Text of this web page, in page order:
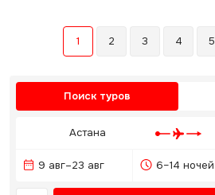
1 2 3 4 5
Поиск туров
Астана
9 авг–23 авг 6–14 ночей